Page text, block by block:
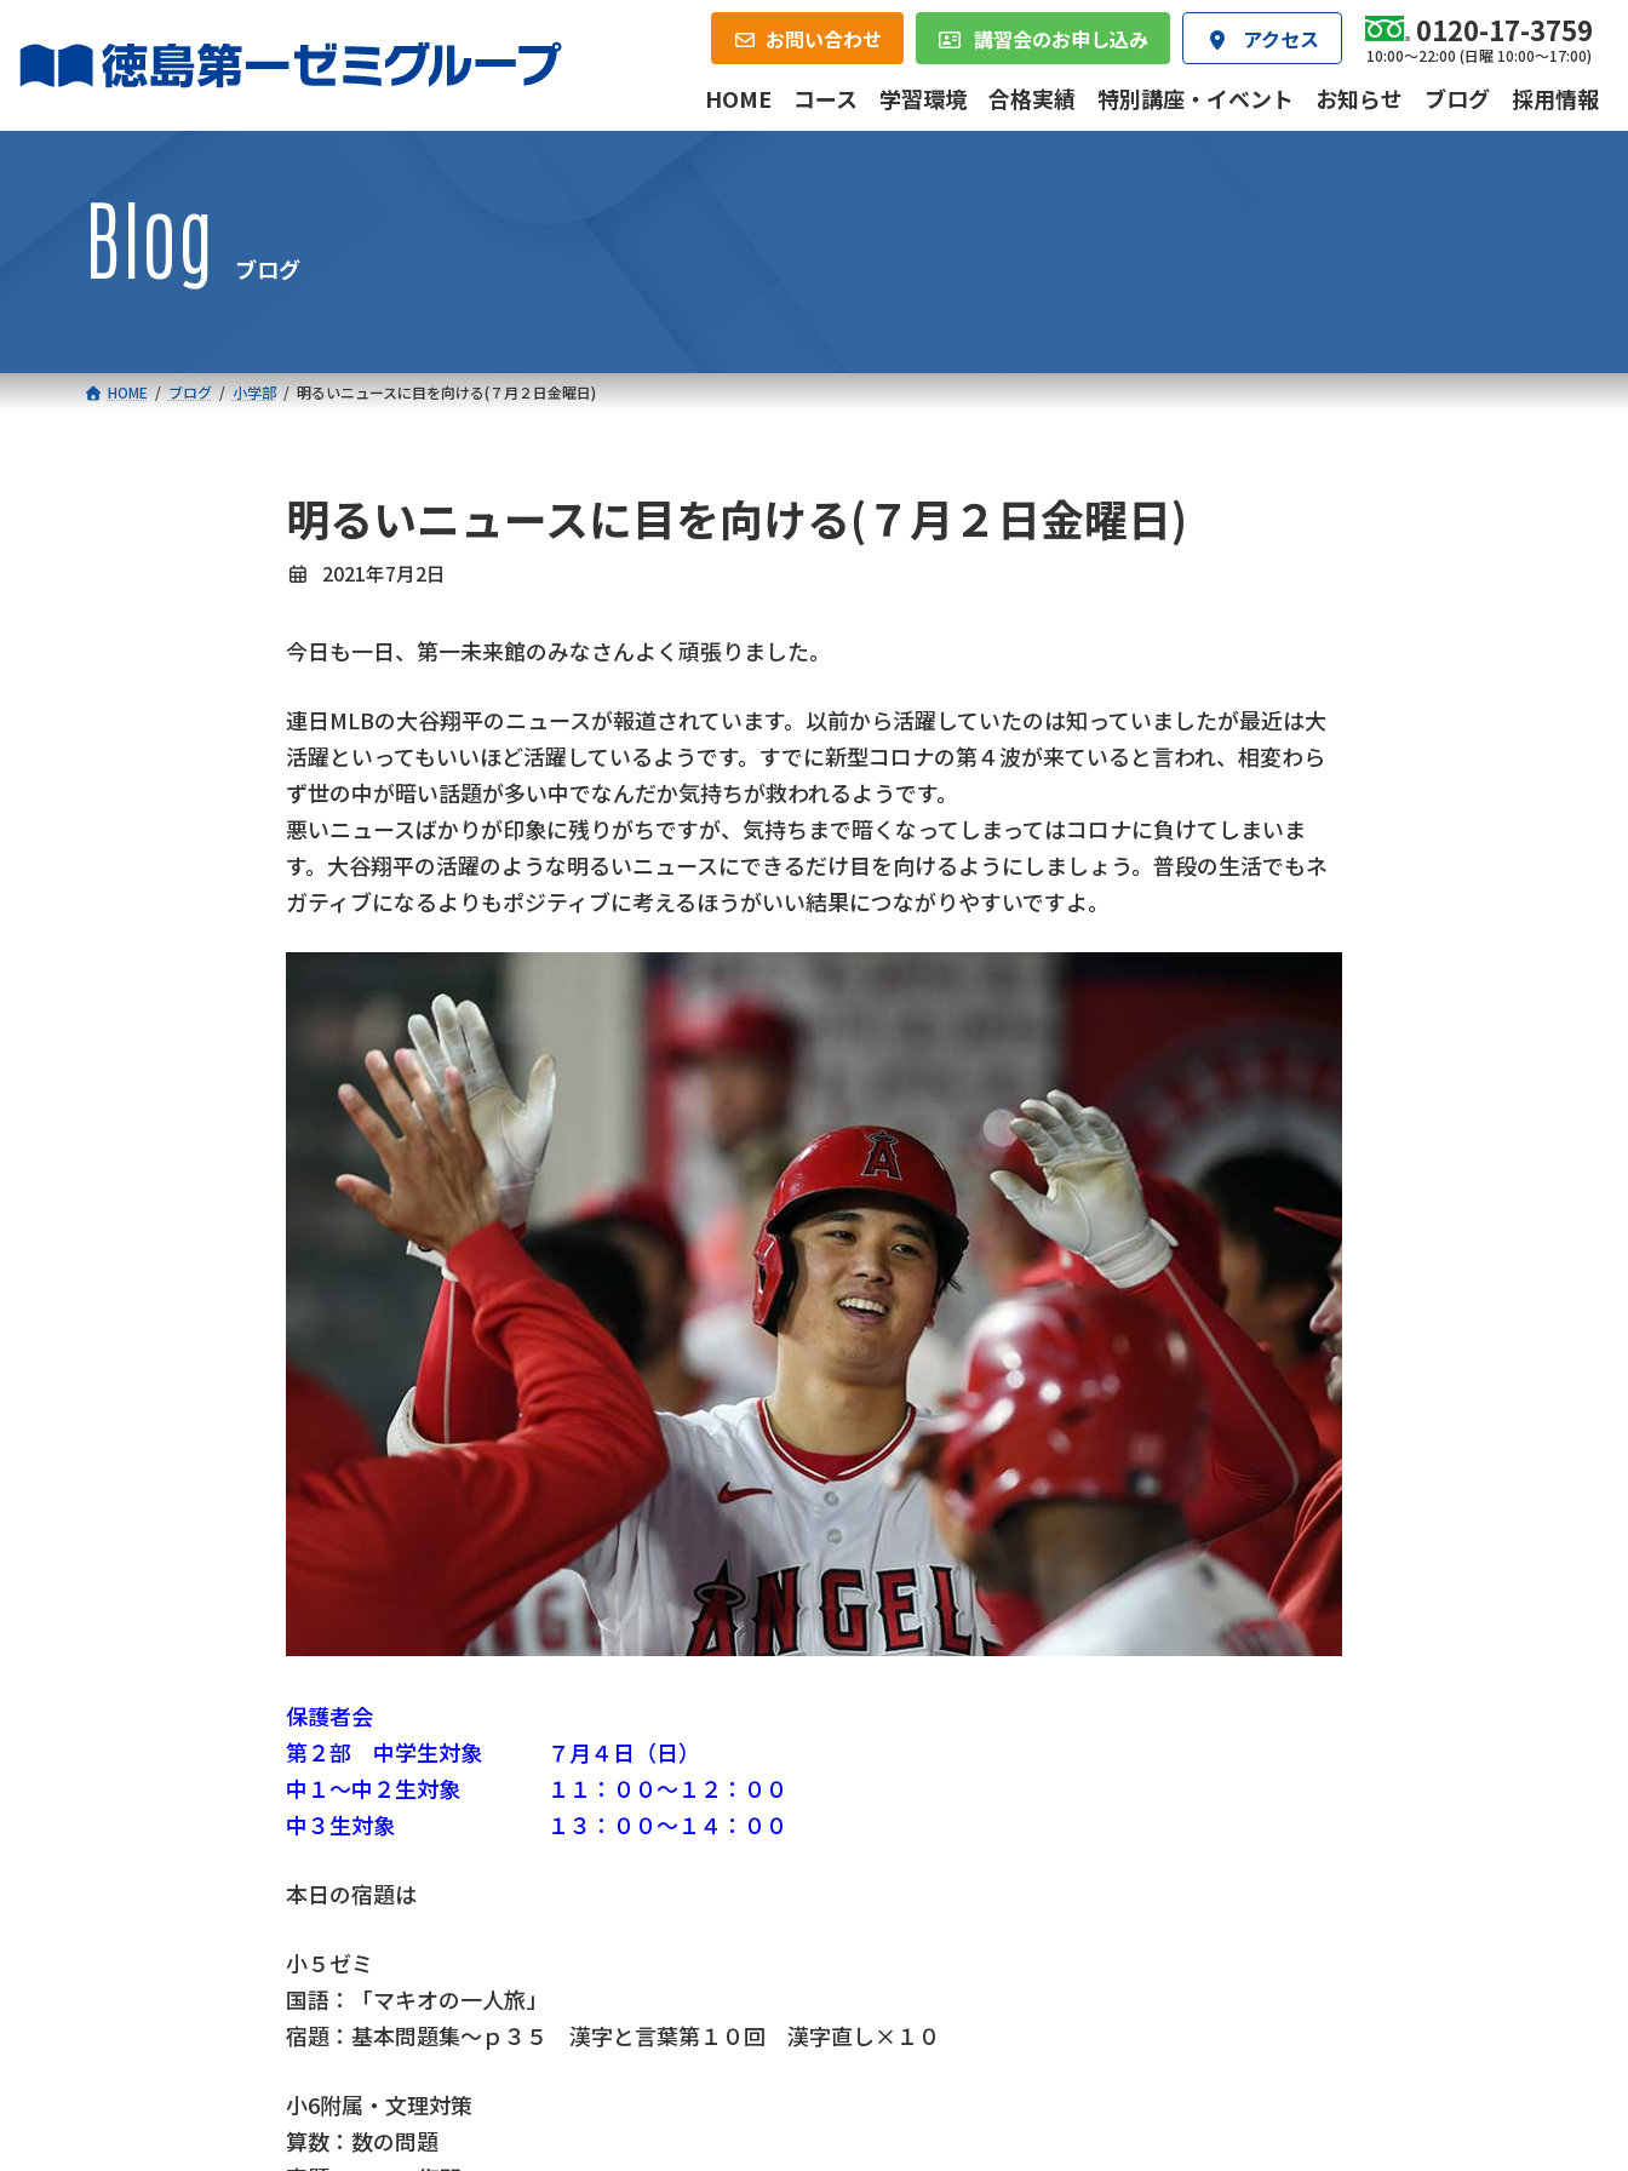
ン
テ
ビ
ゲ
お問い合わせ 講習会のお申し込み アクセス 0120-17-3759
10:00～22:00 (日曜 10:00～17:00)
HOME コース 学習環境 合格実績 特別講座・イベント お知らせ ブログ 採用情報
Blog ブログ
HOME ブログ 小学部 明るいニュースに目を向ける(７月２日金曜日)
明るいニュースに目を向ける(７月２日金曜日)
2021年7月2日
今日も一日、第一未来館のみなさんよく頑張りました。
連日MLBの大谷翔平のニュースが報道されています。以前から活躍していたのは知っていましたが最近は大
活躍といってもいいほど活躍しているようです。すでに新型コロナの第４波が来ていると言われ、相変わら
ず世の中が暗い話題が多い中でなんだか気持ちが救われるようです。
悪いニュースばかりが印象に残りがちですが、気持ちまで暗くなってしまってはコロナに負けてしまいま
す。大谷翔平の活躍のような明るいニュースにできるだけ目を向けるようにしましょう。普段の生活でもネ
ガティブになるよりもポジティブに考えるほうがいい結果につながりやすいですよ。
保護者会
第２部 中学生対象 ７月４日（日）
中１～中２生対象 １１：００～１２：００
中３生対象 １３：００～１４：００
本日の宿題は
小５ゼミ
国語：「マキオの一人旅」
宿題：基本問題集～ｐ３５ 漢字と言葉第１０回 漢字直し×１０
小6附属・文理対策
算数：数の問題